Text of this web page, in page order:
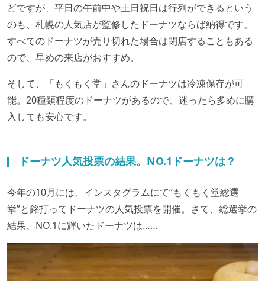
どですが、平日の午前中や土日祝日は行列ができるという
のも、札幌の人気店が監修したドーナツならば納得です。
すべてのドーナツが売り切れた場合は閉店することもある
ので、早めの来店がおすすめ。
そして、「もくもく堂」さんのドーナツは冷凍保存が可
能。20種類程度のドーナツがあるので、迷ったら多めに購
入しても安心です。
ドーナツ人気投票の結果。NO.1ドーナツは？
今年の10月には、インスタグラムにて“もくもく堂総選
挙”と銘打ってドーナツの人気投票を開催。さて、総選挙の
結果、NO.1に輝いたドーナツは……